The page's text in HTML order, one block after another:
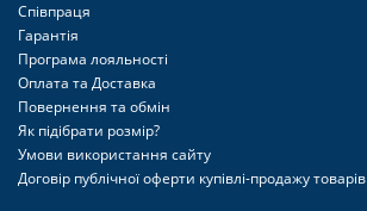
Співпраця
Гарантія
Програма лояльності
Оплата та Доставка
Повернення та обмін
Як підібрати розмір?
Умови використання сайту
Договір публічної оферти купівлі-продажу товарів